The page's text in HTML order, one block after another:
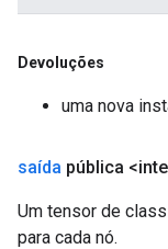
Devoluções
uma nova
saída pública
Um tensor de
para cada nó.